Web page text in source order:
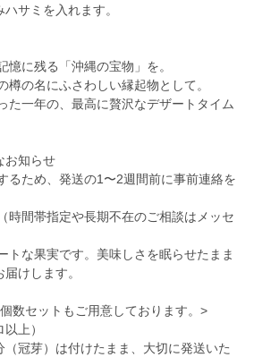
サミを入れます。
憶に残る「沖縄の宝物」を。
樽の名にふさわしい縁起物として。
た一年の、最高に贅沢なデザートタイム
お知らせ
るため、発送の1〜2週間前に事前連絡を
時間帯指定や長期不在のご相談はメッセ
トな果実です。美味しさを眠らせたまま
けします。
数セットもご用意しております。>
上）
冠芽）は付けたまま、大切に発送いた